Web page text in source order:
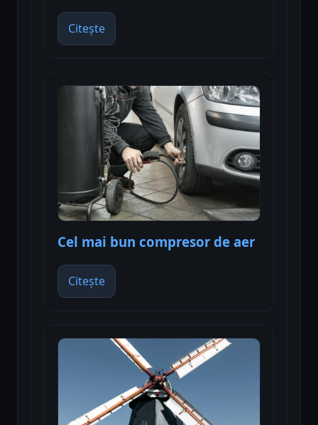
Citește
Cel mai bun compresor de aer
Citește